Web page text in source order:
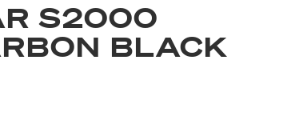
S2000
BLACK